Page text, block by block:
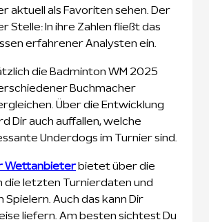
aktuell als Favoriten sehen. Der
Stelle: In ihre Zahlen fließt das
erfahrener Analysten ein.
die Badminton WM 2025
Buchmacher
Über die Entwicklung
Dir auch auffallen, welche
Underdogs im Turnier sind.
Wettanbieter bietet über die
die letzten Turnierdaten und
Spielern. Auch das kann Dir
liefern. Am besten sichtest Du